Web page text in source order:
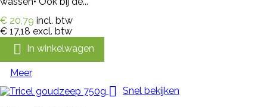
€ 20,79 incl. btw
€ 17,18 excl. btw
 In winkelwagen
Meer
 Snel bekijken